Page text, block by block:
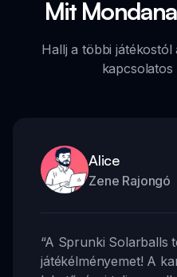
Mit
Hallj a többi
Alice
Zene Rajongó
“A Sprunki Solarballs
játékélményemet! A